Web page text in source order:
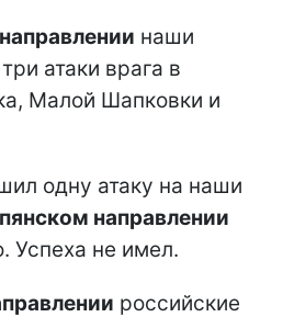
наши
атаки врага в
Малой Шапковки и
одну атаку на наши
направлении
Успеха не имел.
российские